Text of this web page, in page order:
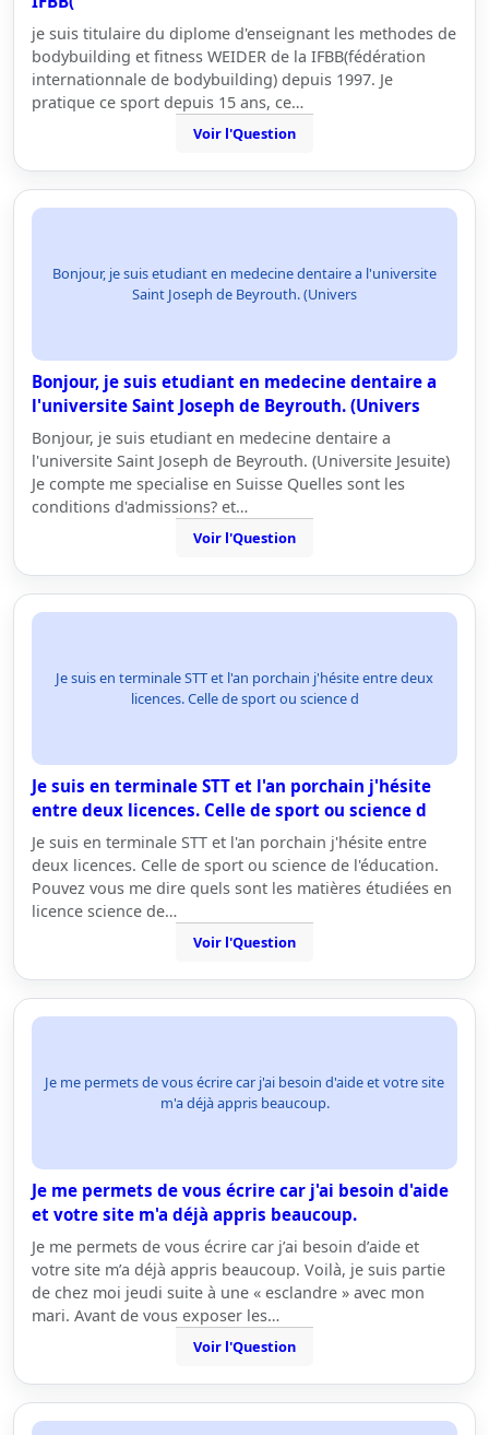
je suis titulaire du diplome d'enseignant les methodes de
bodybuilding et fitness WEIDER de la IFBB(fédération
internationnale de bodybuilding) depuis 1997. Je
pratique ce sport depuis 15 ans, ce…
Voir l'Question
Bonjour, je suis etudiant en medecine dentaire a l'universite
Saint Joseph de Beyrouth. (Univers
Bonjour, je suis etudiant en medecine dentaire a
l'universite Saint Joseph de Beyrouth. (Univers
Bonjour, je suis etudiant en medecine dentaire a
l'universite Saint Joseph de Beyrouth. (Universite Jesuite)
Je compte me specialise en Suisse Quelles sont les
conditions d'admissions? et…
Voir l'Question
Je suis en terminale STT et l'an porchain j'hésite entre deux
licences. Celle de sport ou science d
Je suis en terminale STT et l'an porchain j'hésite
entre deux licences. Celle de sport ou science d
Je suis en terminale STT et l'an porchain j'hésite entre
deux licences. Celle de sport ou science de l'éducation.
Pouvez vous me dire quels sont les matières étudiées en
licence science de…
Voir l'Question
Je me permets de vous écrire car j'ai besoin d'aide et votre site
m'a déjà appris beaucoup.
Je me permets de vous écrire car j'ai besoin d'aide
et votre site m'a déjà appris beaucoup.
Je me permets de vous écrire car j’ai besoin d’aide et
votre site m’a déjà appris beaucoup. Voilà, je suis partie
de chez moi jeudi suite à une « esclandre » avec mon
mari. Avant de vous exposer les…
Voir l'Question